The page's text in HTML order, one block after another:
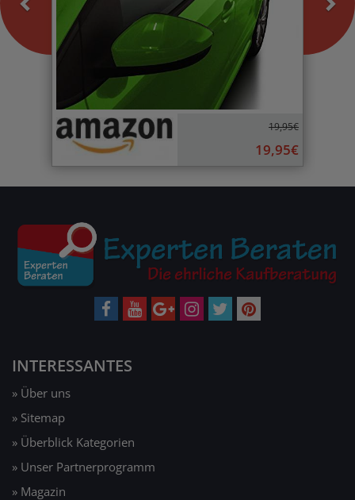
19,95€
19,95€
INTERESSANTES
» Über uns
» Sitemap
» Überblick Kategorien
» Unser Partnerprogramm
» Magazin